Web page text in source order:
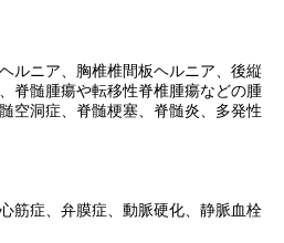
ルニア、胸椎椎間板ヘルニア、後縦
脊髄腫瘍や転移性脊椎腫瘍などの腫
空洞症、脊髄梗塞、脊髄炎、多発性
筋症、弁膜症、動脈硬化、静脈血栓